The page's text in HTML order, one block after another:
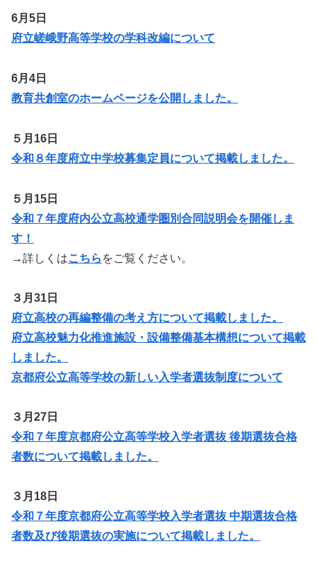
6月5日
府立嵯峨野高等学校の学科改編について
6月4日
教育共創室のホームページを公開しました。
５月16日
令和８年度府立中学校募集定員について掲載しました。
５月15日
令和７年度府内公立高校通学圏別合同説明会を開催しま
す！
→詳しくはこちら をご覧ください。
３月31日
府立高校の再編整備の考え方について掲載しました。
府立高校魅力化推進施設・設備整備基本構想について掲載
しました。
京都府公立高等学校の新しい入学者選抜制度について
３月27日
令和７年度京都府公立高等学校入学者選抜 後期選抜合格
者数について掲載しました。
３月18日
令和７年度京都府公立高等学校入学者選抜 中期選抜合格
者数及び後期選抜の実施について掲載しました。